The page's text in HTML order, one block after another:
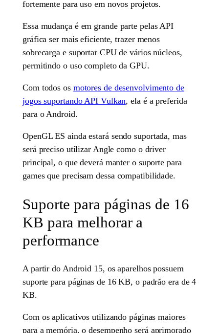
fortemente para uso em novos projetos.
Essa mudança é em grande parte pelas API
gráfica ser mais eficiente, trazer menos
sobrecarga e suportar CPU de vários núcleos,
permitindo o uso completo da GPU.
Com todos os motores de desenvolvimento de
jogos suportando API Vulkan, ela é a preferida
para o Android.
OpenGL ES ainda estará sendo suportada, mas
será preciso utilizar Angle como o driver
principal, o que deverá manter o suporte para
games que precisam dessa compatibilidade.
Suporte para páginas de 16
KB para melhorar a
performance
A partir do Android 15, os aparelhos possuem
suporte para páginas de 16 KB, o padrão era de 4
KB.
Com os aplicativos utilizando páginas maiores
para a memória, o desempenho será aprimorado